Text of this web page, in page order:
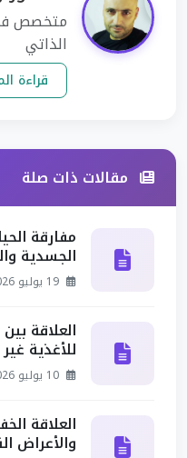
متخصص في
الذاتي
قراءة
مقالات ذات صلة
مفارقة
الجسدية
العلاقة
للأغذية
العلاقة
والأعراض